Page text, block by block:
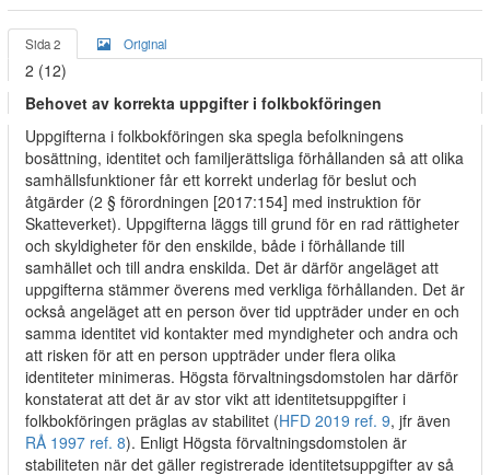
Sida 2 Original
2 (12)
Behovet av korrekta uppgifter i folkbokföringen
Uppgifterna i folkbokföringen ska spegla befolkningens
bosättning, identitet och familjerättsliga förhållanden så att olika
samhällsfunktioner får ett korrekt underlag för beslut och
åtgärder (2 § förordningen [2017:154] med instruktion för
Skatteverket). Uppgifterna läggs till grund för en rad rättigheter
och skyldigheter för den enskilde, både i förhållande till
samhället och till andra enskilda. Det är därför angeläget att
uppgifterna stämmer överens med verkliga förhållanden. Det är
också angeläget att en person över tid uppträder under en och
samma identitet vid kontakter med myndigheter och andra och
att risken för att en person uppträder under flera olika
identiteter minimeras. Högsta förvaltningsdomstolen har därför
konstaterat att det är av stor vikt att identitetsuppgifter i
folkbokföringen präglas av stabilitet (HFD 2019 ref. 9, jfr även
RÅ 1997 ref. 8). Enligt Högsta förvaltningsdomstolen är
stabiliteten när det gäller registrerade identitetsuppgifter av så